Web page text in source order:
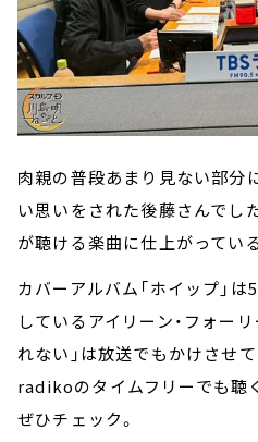
肉親の普段あまり見ない部分
い思いをされた後藤さんでし
が聴ける楽曲に仕上がってい
カバーアルバム「ホイップ」
しているアイリーン・フォー
れない」は放送でもかけさせ
radikoのタイムフリーでも聴
ぜひチェック。